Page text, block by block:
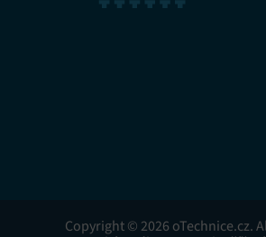
Copyright © 2026 oTechnice.cz.